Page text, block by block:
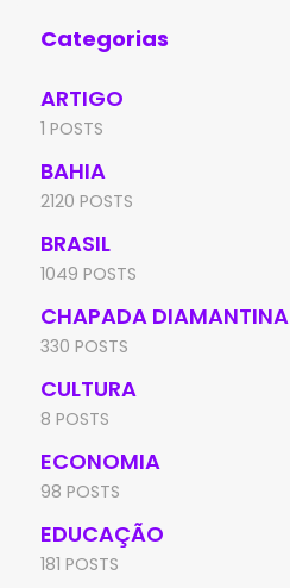
Categorias
ARTIGO
1 POSTS
BAHIA
2120 POSTS
BRASIL
1049 POSTS
CHAPADA DIAMANTINA
330 POSTS
CULTURA
8 POSTS
ECONOMIA
98 POSTS
EDUCAÇÃO
181 POSTS